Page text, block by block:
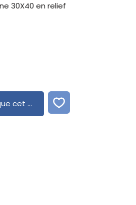
30X40 en relief
cet article est disponible